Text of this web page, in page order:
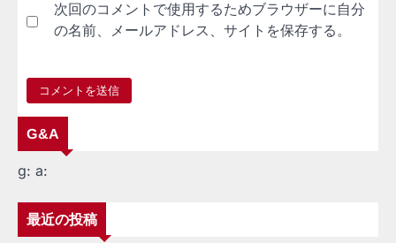
次回のコメントで使用するためブラウザーに自分
の名前、メールアドレス、サイトを保存する。
G&A
g: a:
最近の投稿